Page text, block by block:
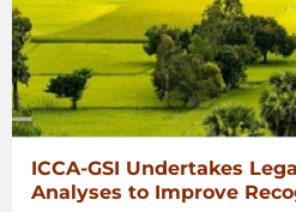
ICCA-GSI Undertakes
Analyses to Improve